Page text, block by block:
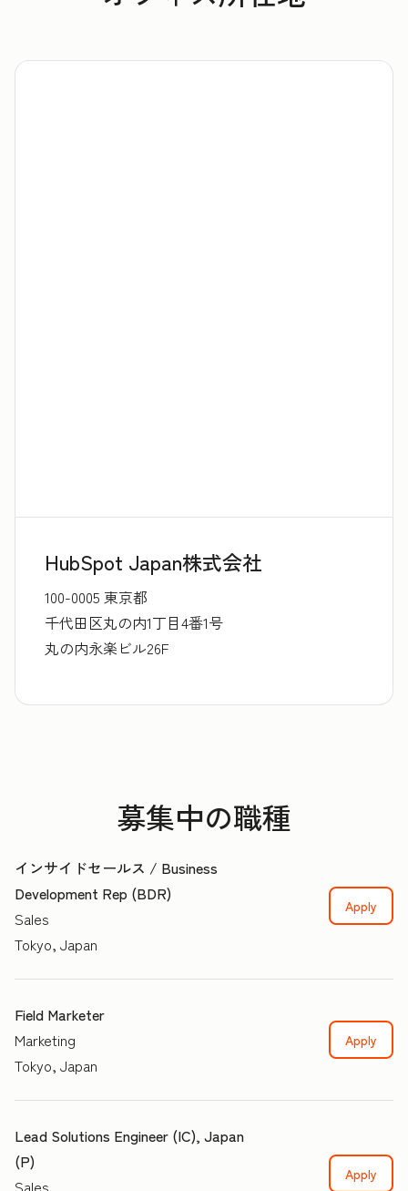
HubSpot Japan株式会社
100-0005 東京都
千代田区丸の内1丁目4番1号
丸の内永楽ビル26F
募集中の職種
インサイドセールス / Business
Development Rep (BDR)
Sales
Tokyo, Japan
Apply
Field Marketer
Marketing
Tokyo, Japan
Apply
Lead Solutions Engineer (IC), Japan
(P)
Apply